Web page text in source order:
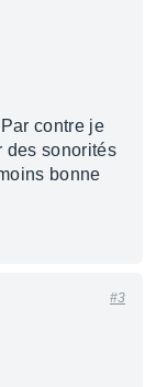
contre je
des sonorités
bonne
#3